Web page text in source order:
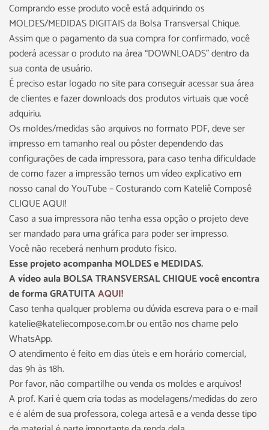
Comprando esse produto você está adquirindo os
MOLDES/MEDIDAS DIGITAIS da Bolsa Transversal Chique.
Assim que o pagamento da sua compra for confirmado, você
poderá acessar o produto na área “DOWNLOADS” dentro da
sua conta de usuário.
É preciso estar logado no site para conseguir acessar sua área
de clientes e fazer downloads dos produtos virtuais que você
adquiriu.
Os moldes/medidas são arquivos no formato PDF, deve ser
impresso em tamanho real ou pôster dependendo das
configurações de cada impressora, para caso tenha dificuldade
de como fazer a impressão temos um vídeo explicativo em
nosso canal do YouTube – Costurando com Kateliê Composê
CLIQUE AQUI!
Caso a sua impressora não tenha essa opção o projeto deve
ser mandado para uma gráfica para poder ser impresso.
Você não receberá nenhum produto físico.
Esse projeto acompanha MOLDES e MEDIDAS.
A vídeo aula BOLSA TRANSVERSAL CHIQUE você encontra
de forma GRATUITAAQUI!
Caso tenha qualquer problema ou dúvida escreva para o e-mail
katelie@kateliecompose.com.br ou então nos chame pelo
WhatsApp.
O atendimento é feito em dias úteis e em horário comercial,
das 9h às 18h.
Por favor, não compartilhe ou venda os moldes e arquivos!
A prof. Kari é quem cria todas as modelagens/medidas do zero
e é além de sua professora, colega artesã e a venda desse tipo